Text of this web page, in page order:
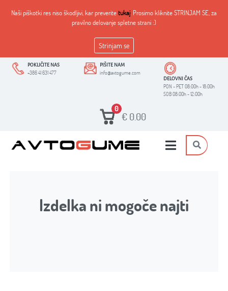
Naši piškotki res niso škodljivi, kar preveritetukaj. Prosimo kliknite STRINJAM SE, za
pravilno delovanje spletne strani :)
Strinjam se
POKLIČITE NAS
+386 41 631 477
PIŠITE NAM
info@avtogume.com
DELOVNI ČAS
PON - PET 08:00h - 18:00h
SOB 08:00h - 12:00h
0
€ 0.00
Izdelka ni mogoče najti